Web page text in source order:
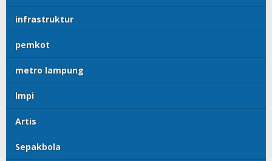
infrastruktur
pemkot
metro lampung
lmpi
Artis
Sepakbola